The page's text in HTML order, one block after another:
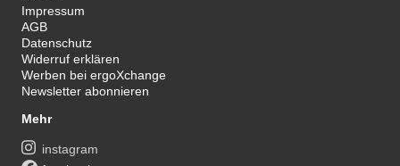
Impressum
AGB
Datenschutz
Widerruf erklären
Werben bei ergoXchange
Newsletter abonnieren
Mehr
instagram